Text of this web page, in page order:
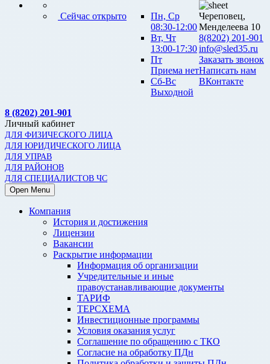
Сейчас открыто
Пн, Ср
08:30-12:00
Вт, Чт
13:00-17:30
Пт
Приема нет
Сб-Вс
Выходной
Череповец,
Менделеева 10
8(8202) 201-901
info@sled35.ru
Заказать звонок
Написать нам
ВКонтакте
8 (8202) 201-901
Личный кабинет
ДЛЯ ФИЗИЧЕСКОГО ЛИЦА
ДЛЯ ЮРИДИЧЕСКОГО ЛИЦА
ДЛЯ УПРАВ
ДЛЯ РАЙОНОВ
ДЛЯ СПЕЦИАЛИСТОВ ЧС
Open Menu
Компания
История и достижения
Лицензии
Вакансии
Раскрытие информации
Информация об организации
Учредительные и иные
правоустанавливающие документы
ТАРИФ
ТЕРСХЕМА
Инвестиционные программы
Условия оказания услуг
Соглашение по обращению с ТКО
Согласие на обработку ПДн